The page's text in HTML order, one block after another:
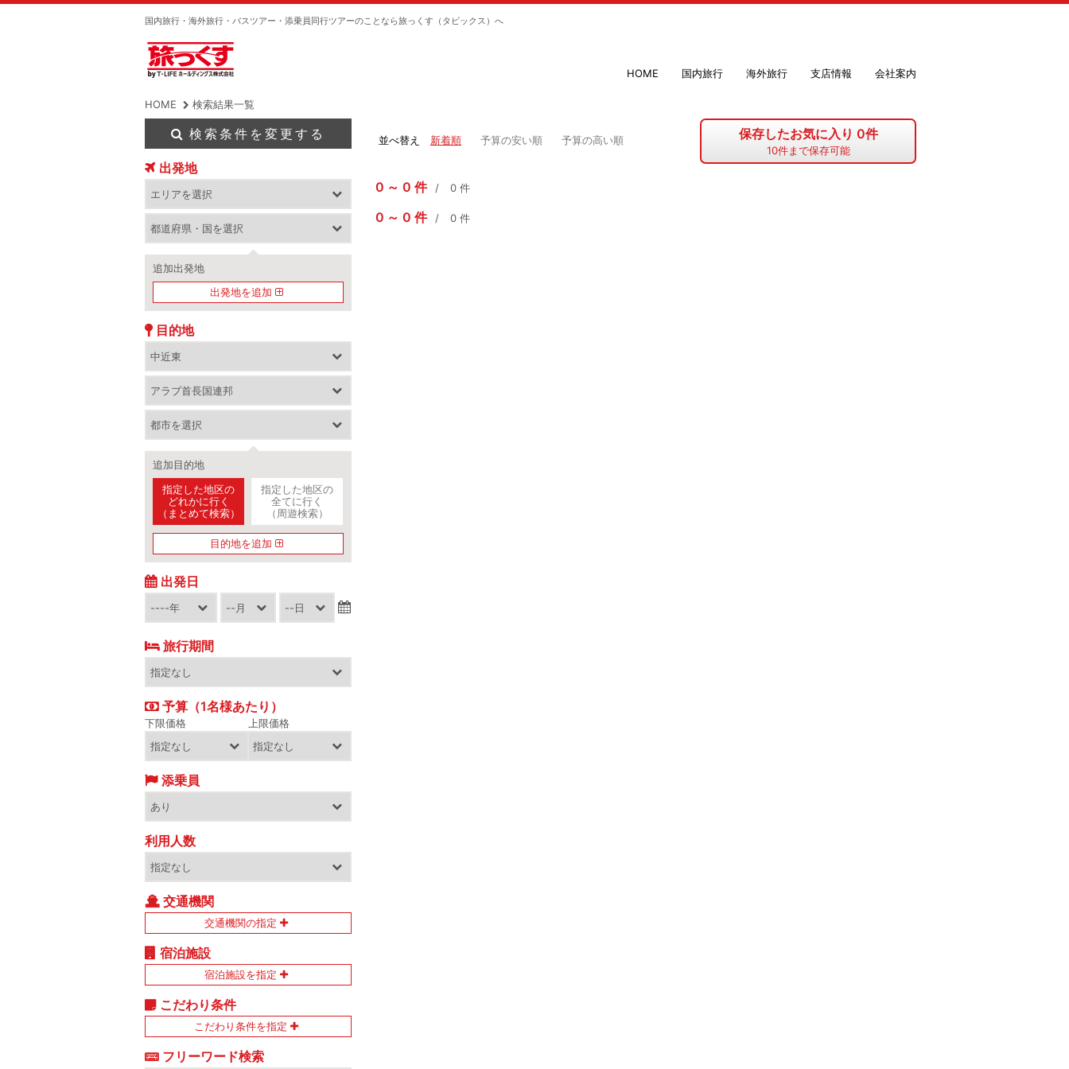
国内旅行・海外旅行・バスツアー・添乗員同行ツアーのことなら旅っくす（タビックス）へ
HOME 国内旅行 海外旅行 支店情報 会社案内
HOME 検索結果一覧
保存したお気に入り 0件
10件まで保存可能
並べ替え 新着順 予算の安い順 予算の高い順
0 0 件 0 件
0 0 件 0 件
検索条件を変更する
出発地
追加出発地
出発地を追加
目的地
追加目的地
指定した地区の
どれかに行く
（まとめて検索）
指定した地区の
全てに行く
（周遊検索）
目的地を追加
出発日
旅行期間
予算（1名様あたり）
下限価格 上限価格
添乗員
利用人数
交通機関
交通機関の指定
宿泊施設
宿泊施設を指定
こだわり条件
こだわり条件を指定
フリーワード検索